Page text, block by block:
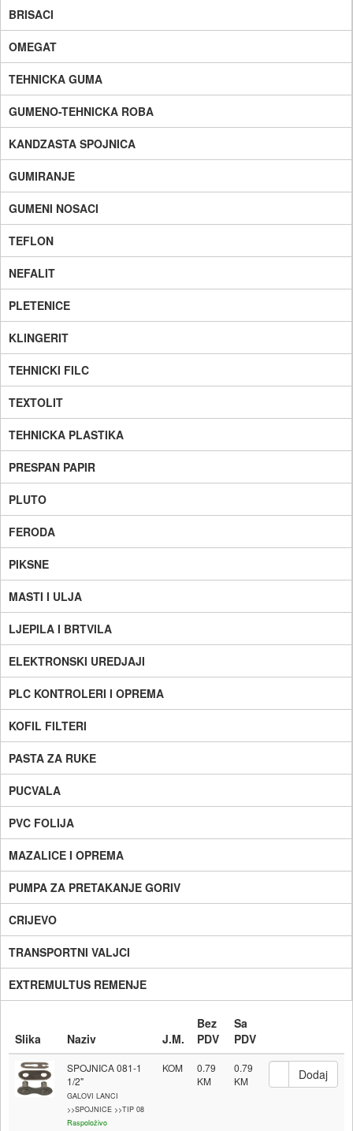
BRISACI
OMEGAT
TEHNICKA GUMA
GUMENO-TEHNICKA ROBA
KANDZASTA SPOJNICA
GUMIRANJE
GUMENI NOSACI
TEFLON
NEFALIT
PLETENICE
KLINGERIT
TEHNICKI FILC
TEXTOLIT
TEHNICKA PLASTIKA
PRESPAN PAPIR
PLUTO
FERODA
PIKSNE
MASTI I ULJA
LJEPILA I BRTVILA
ELEKTRONSKI UREDJAJI
PLC KONTROLERI I OPREMA
KOFIL FILTERI
PASTA ZA RUKE
PUCVALA
PVC FOLIJA
MAZALICE I OPREMA
PUMPA ZA PRETAKANJE GORIV
CRIJEVO
TRANSPORTNI VALJCI
EXTREMULTUS REMENJE
Slika Naziv J.M.
Bez
PDV
Sa
PDV
SPOJNICA 081-1
1/2"
GALOVI LANCI
>>SPOJNICE >>TIP 08
Raspoloživo
KOM 0.79 0.79